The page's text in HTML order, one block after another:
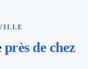
près de chez